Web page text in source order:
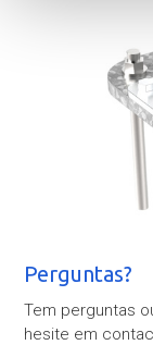
Perguntas?
Tem perguntas
hesite em